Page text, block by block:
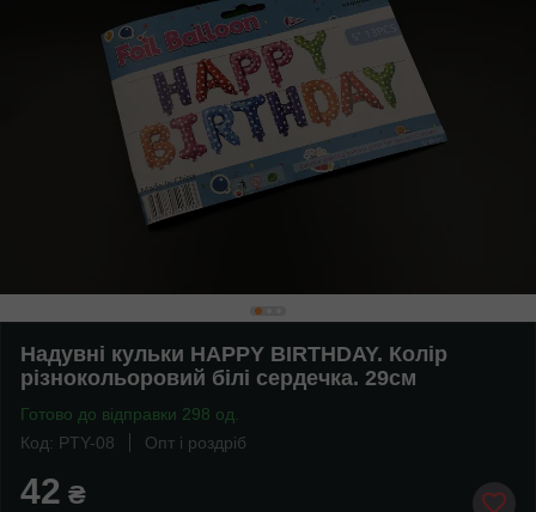
Надувні кульки HAPPY BIRTHDAY. Колір
різнокольоровий білі сердечка. 29см
Готово до відправки 298 од.
Код: PTY-08
Опт і роздріб
42 ₴